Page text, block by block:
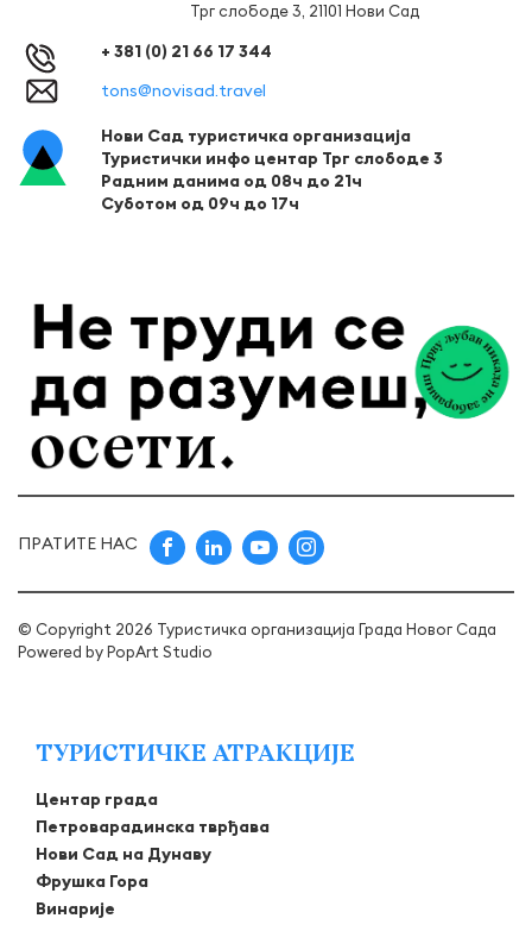
Трг слободе 3, 21101 Нови Сад
+ 381 (0) 21 66 17 344
tons@novisad.travel
Нови Сад туристичка организација
Туристички инфо центар Трг слободе 3
Радним данима од 08ч до 21ч
Суботом од 09ч до 17ч
ПРАТИТЕ НАС
© Copyright 2026 Туристичка организација Града Новог Сада
Powered byPopArt Studio
ТУРИСТИЧКЕ АТРАКЦИЈЕ
Центар града
Петроварадинска тврђава
Нови Сад на Дунаву
Фрушка Гора
Винарије